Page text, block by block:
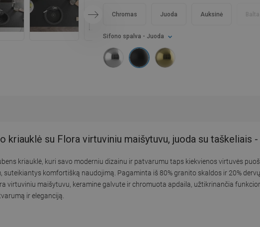
Sifono spalva - Juoda
Balta
Juoda
Chromas Auksinė
kriauklė su Flora virtuviniu maišytuvu, juoda su taškeliais
kriauklė, kuri savo moderniu dizainu ir patvarumu taps kiekvienos virtuvės
komfortišką naudojimą. Pagaminta iš 80% granito skaldos ir 20%
virtuviniu maišytuvu, keramine galvute ir chromuota apdaila, užtikrinančia
ir eleganciją.